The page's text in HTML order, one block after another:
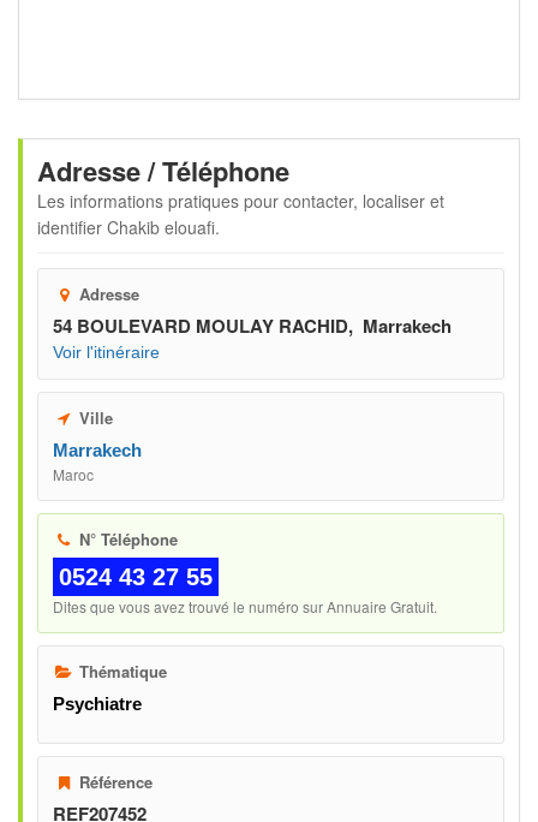
Adresse / Téléphone
Les informations pratiques pour contacter, localiser et
identifier Chakib elouafi.
Adresse
54 BOULEVARD MOULAY RACHID, Marrakech
Voir l'itinéraire
Ville
Marrakech
Maroc
N° Téléphone
0524 43 27 55
Dites que vous avez trouvé le numéro sur Annuaire Gratuit.
Thématique
Psychiatre
Référence
REF207452